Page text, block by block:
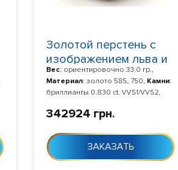
Золотой перстень с
изображением льва и
бриллиантами
2074045
Вес: ориентировочно 33.0 гр.,
Материал: золото 585, 750, Камни:
бриллианты 0.830 ct. VVS1/VVS2,
дня с момента заказа
342924 грн.
ЗАКАЗАТЬ